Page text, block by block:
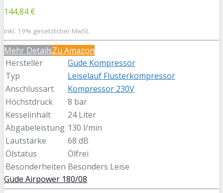
144,84 €
inkl. 19% gesetzlicher MwSt.
Mehr DetailsZu Amazon
Hersteller
Güde Kompressor
Typ
Leiselauf Flüsterkompressor
Anschlussart
Kompressor 230V
Höchstdruck
8 bar
Kesselinhalt
24 Liter
Abgabeleistung 130 l/min
Lautstärke
68 dB
Ölstatus
Ölfrei
Besonderheiten Besonders Leise
Güde Airpower 180/08